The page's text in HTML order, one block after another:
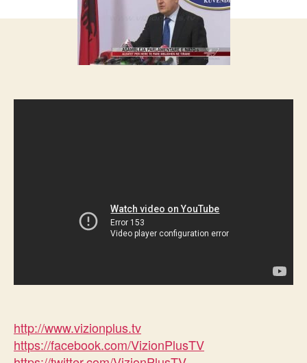
http://www.vizionplus.tv
https://facebook.com/VizionPlusTV